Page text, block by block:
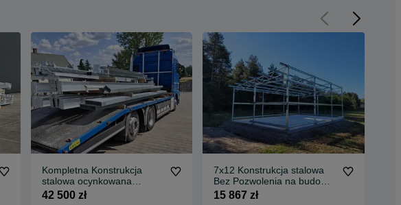
Kompletna Konstrukcja
stalowa ocynkowana
(300m2) 12m x 25m z 4m.
42 500 zł
7x12 Konstrukcja stalowa
Bez Pozwolenia na budowę
wiata magazyn garaż
15 867 zł